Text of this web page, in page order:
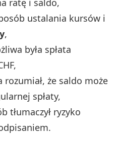
ratę i saldo,
ustalania kursów i
,
była spłata
że saldo może
spłaty,
tłumaczył ryzyko